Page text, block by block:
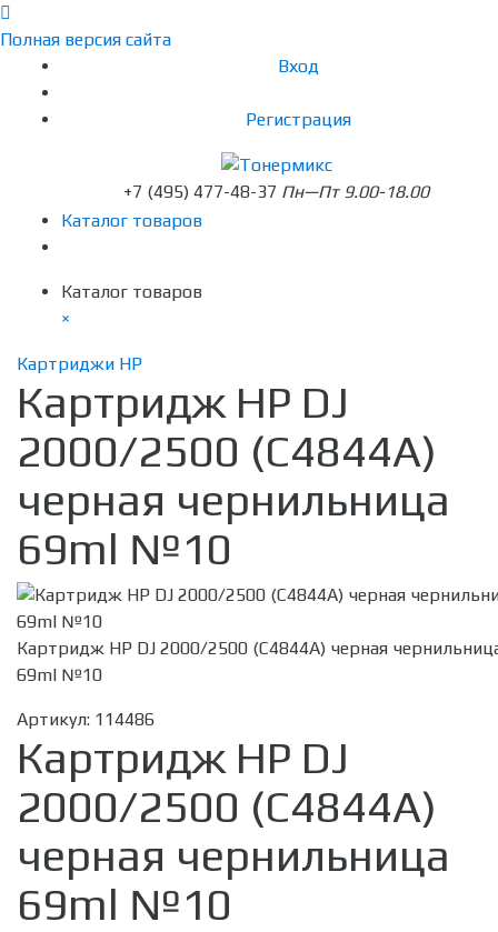
Полная версия сайта
Вход
Регистрация
+7 (495) 477-48-37 Пн—Пт 9.00-18.00
Каталог товаров
Каталог товаров
×
Картриджи HP
Картридж HP DJ
2000/2500 (C4844A)
черная чернильница
69ml №10
Картридж HP DJ 2000/2500 (C4844A) черная
69ml №10
Артикул: 114486
Картридж HP DJ
2000/2500 (C4844A)
черная чернильница
69ml №10